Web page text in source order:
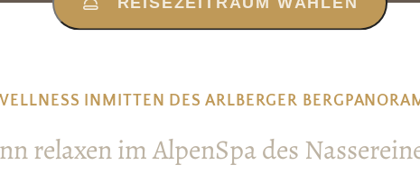
INMITTEN DES ARLBERGER
relaxen im AlpenSpa des